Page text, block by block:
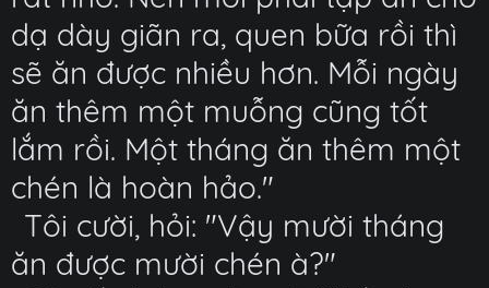
dạ dày giãn ra, quen bữa rồi thì
sẽ ăn được nhiều hơn. Mỗi ngày
ăn thêm một muỗng cũng tốt
lắm rồi. Một tháng ăn thêm một
chén là hoàn hảo."
Tôi cười, hỏi: "Vậy mười tháng
ăn được mười chén à?"